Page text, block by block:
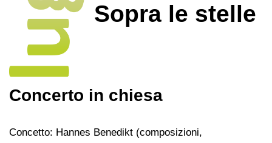
Sopra le stelle
Concerto in chiesa
Concetto: Hannes Benedikt (composizioni,